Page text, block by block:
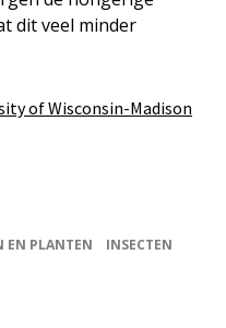
dit veel minder
of Wisconsin-Madison
EN PLANTEN
INSECTEN